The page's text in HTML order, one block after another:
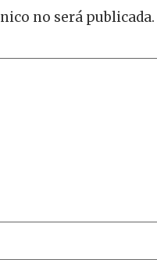
no será publicada.